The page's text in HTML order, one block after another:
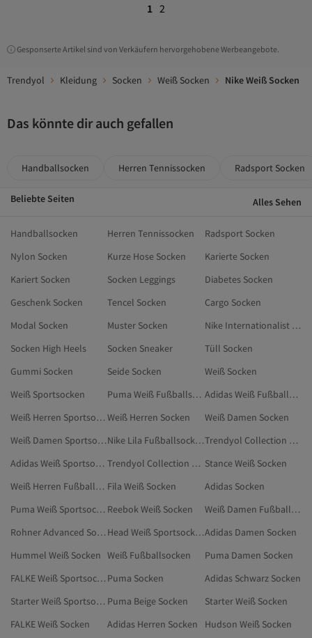
1 2
Gesponserte Artikel sind von Verkäufern hervorgehobene Werbeangebote.
Trendyol Kleidung Socken Weiß Socken Nike Weiß Socken
Das könnte dir auch gefallen
Handballsocken Herren Tennissocken Radsport Socken
Beliebte Seiten Alles Sehen
Handballsocken Herren Tennissocken
Radsport Socken
Nylon Socken
Kurze Hose Socken
Karierte Socken
Kariert Socken
Socken Leggings
Diabetes Socken
Geschenk Socken
Tencel Socken
Cargo Socken
Modal Socken
Muster Socken
Nike Internationalist Damen Sneaker
Socken High Heels
Socken Sneaker
Tüll Socken
Gummi Socken
Seide Socken
Weiß Socken
Weiß Sportsocken
Puma Weiß Fußballsocken
Adidas Weiß Fußballsocken
Weiß Herren Sportsocken Weiß Herren Socken
Weiß Damen Socken
Weiß Damen Sportsocken
Nike Lila Fußballsocken
Trendyol Collection Weiß Socken
Adidas Weiß Sportsocken
Trendyol Collection Weiß Sportsocken Stance Weiß Socken
Weiß Herren Fußballsocken Fila Weiß Socken
Adidas Socken
Puma Weiß Sportsocken Reebok Weiß Socken
Weiß Damen Fußballsocken
Rohner Advanced Socks Weiß Sportsocken
Head Weiß SportsockenAdidas Damen Socken
Hummel Weiß Socken Weiß Fußballsocken
Puma Damen Socken
FALKE Weiß Sportsocken Puma Socken
Adidas Schwarz Socken
Starter Weiß Sportsocken Puma Beige Socken
Starter Weiß Socken
FALKE Weiß Socken
Adidas Herren Socken
Hudson Weiß Socken